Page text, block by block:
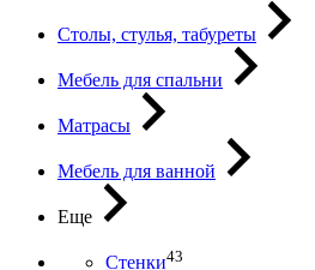
Столы, стулья, табуреты
Мебель для спальни
Матрасы
Мебель для ванной
Еще
Стенки43